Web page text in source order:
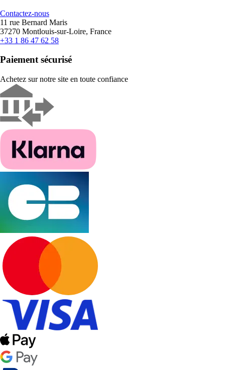
Contactez-nous
11 rue Bernard Maris
37270 Montlouis-sur-Loire, France
+33 1 86 47 62 58
Paiement sécurisé
Achetez sur notre site en toute confiance